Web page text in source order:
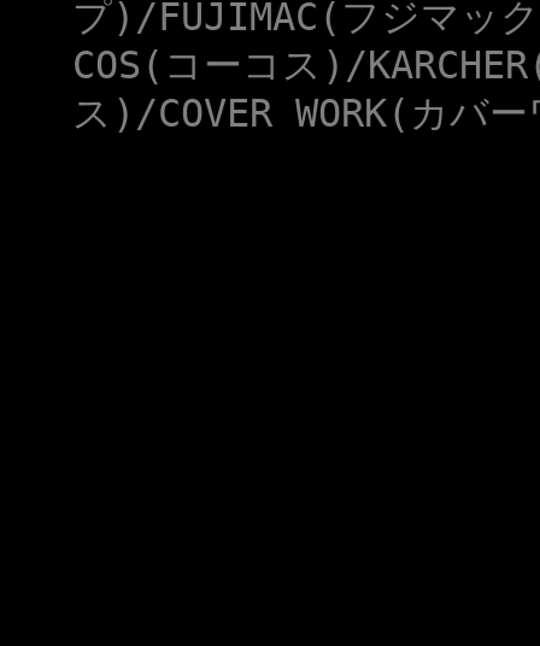
プ)/FUJIMAC(フジマッ
COS(コーコス)/
ス)/COVER WORK(カ